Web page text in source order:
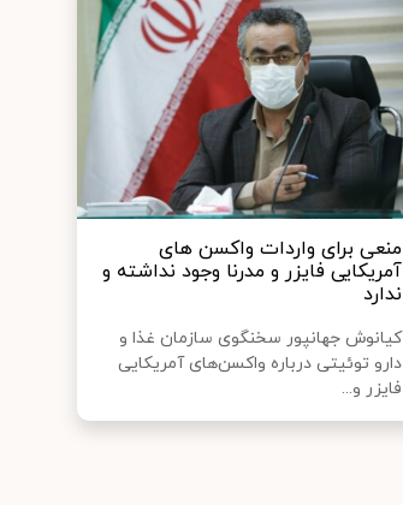
منعی برای واردات واکسن های
آمریکایی فایزر و مدرنا وجود نداشته و
ندارد
کیانوش جهانپور سخنگوی سازمان غذا و
دارو توئیتی درباره واکسن‌های آمریکایی
فایزر و...